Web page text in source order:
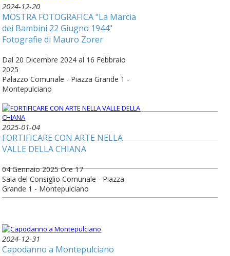
2024-12-20
MOSTRA FOTOGRAFICA "La Marcia
dei Bambini 22 Giugno 1944"
Fotografie di Mauro Zorer
Dal 20 Dicembre 2024 al 16 Febbraio
2025
Palazzo Comunale - Piazza Grande 1 -
Montepulciano
2025-01-04
FORTIFICARE CON ARTE NELLA
VALLE DELLA CHIANA
04 Gennaio 2025 Ore 17
Sala del Consiglio Comunale - Piazza
Grande 1 - Montepulciano
2024-12-31
Capodanno a Montepulciano